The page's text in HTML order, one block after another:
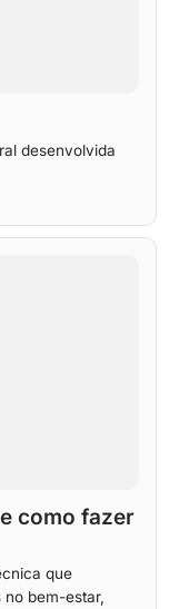
desenvolvida
como fazer
que
bem-estar,